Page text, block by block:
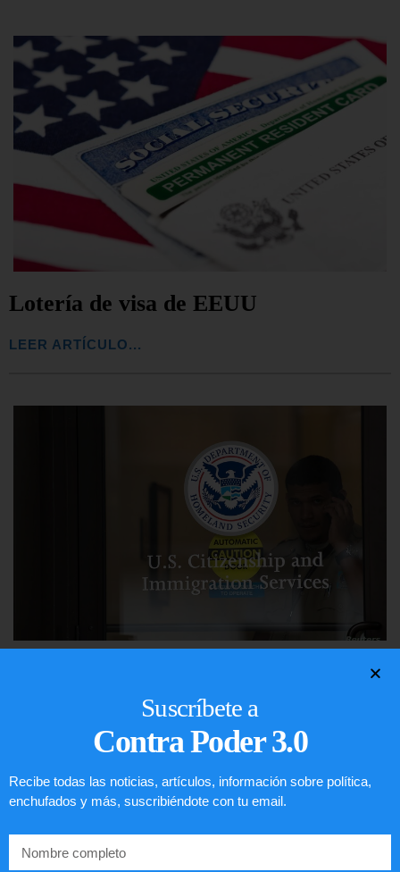
Lotería de visa de EEUU
LEER ARTÍCULO...
LEER ARTÍCULO...
Suscríbete a
Contra Poder 3.0
Recibe todas las noticias, artículos, información sobre política,
enchufados y más, suscribiéndote con tu email.